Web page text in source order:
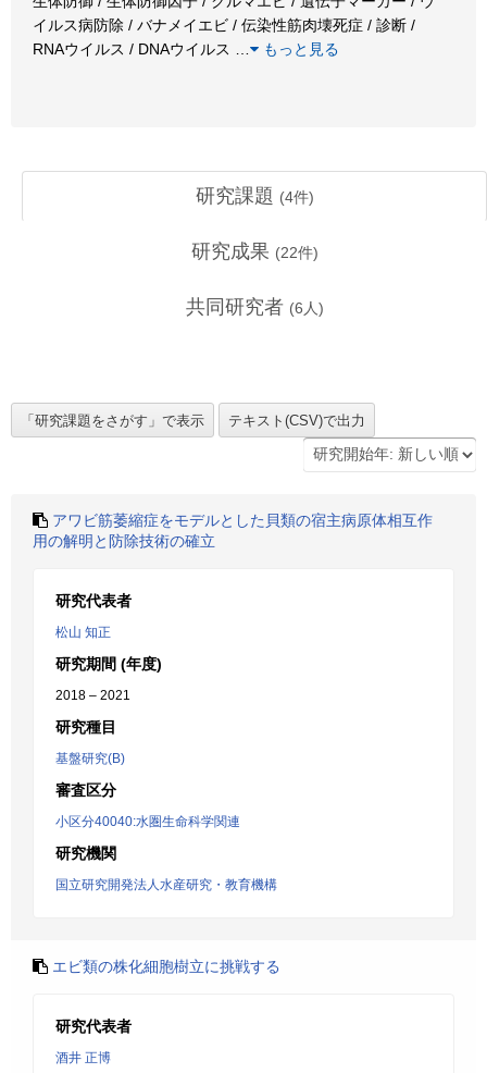
イルス病防除 / バナメイエビ / 伝染性筋肉壊死症 / 診断 /
RNAウイルス / DNAウイルス
もっと見る
研究課題 (4件)
研究成果 (22件)
共同研究者 (6 人)
アワビ筋萎縮症をモデルとした貝類の宿主病原体相互作
用の解明と防除技術の確立
研究代表者
松山 知正
研究期間 (年度)
2018 – 2021
研究種目
基盤研究(B)
審査区分
小区分40040:水圏生命科学関連
研究機関
国立研究開発法人水産研究・教育機構
エビ類の株化細胞樹立に挑戦する
研究代表者
酒井 正博